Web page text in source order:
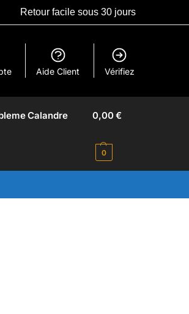
Retour facile sous 30 jours
Aide Client Vérifiez
Calandre​ 0,00€
0